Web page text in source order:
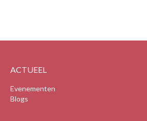
ACTUEEL
Evenementen
Blogs